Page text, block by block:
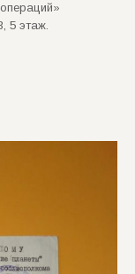
5 этаж.